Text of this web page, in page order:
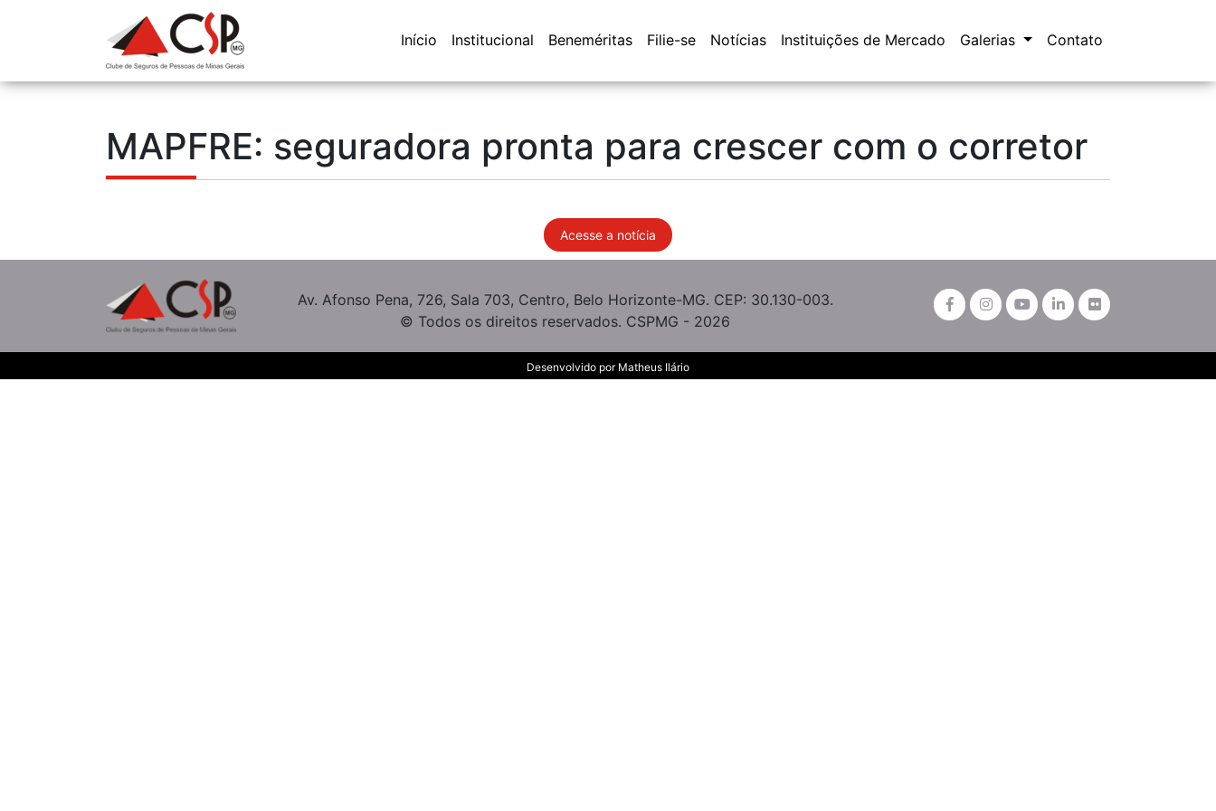
Início Institucional Beneméritas Filie-se Notícias Instituições de Mercado Galerias Contato
MAPFRE: seguradora pronta para crescer com o corretor
Acesse a notícia
Av. Afonso Pena, 726, Sala 703, Centro, Belo Horizonte-MG. CEP: 30.130-003.
© Todos os direitos reservados. CSPMG - 2026
Desenvolvido por Matheus Ilário